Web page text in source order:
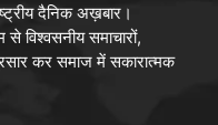
दैनिक अख़बार।
विश्वसनीय समाचारों,
कर समाज में सकारात्मक